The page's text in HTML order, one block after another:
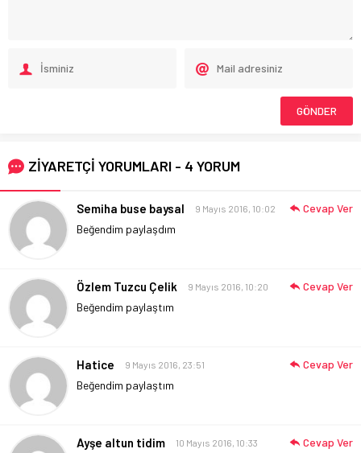
ZİYARETÇİ YORUMLARI - 4 YORUM
Semiha buse baysal 9 Mayıs 2016, 10:02
Beğendim paylaşdım
Cevap Ver
Özlem Tuzcu Çelik 9 Mayıs 2016, 10:20
Beğendim paylaştım
Cevap Ver
Hatice 9 Mayıs 2016, 23:51
Beğendim paylaştım
Cevap Ver
Ayşe altun tidim 10 Mayıs 2016, 10:33 Cevap Ver